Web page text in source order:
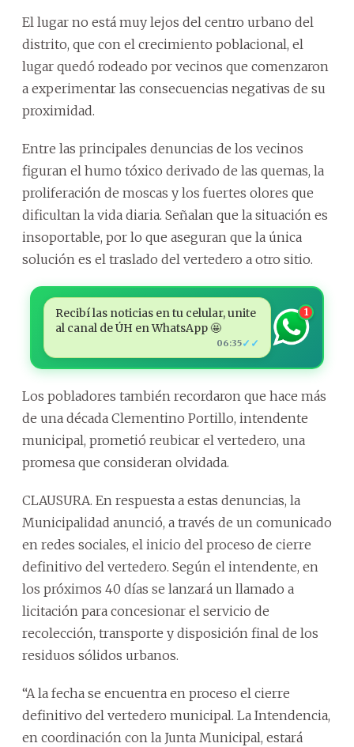
El lugar no está muy lejos del centro urbano del
distrito, que con el crecimiento poblacional, el
lugar quedó rodeado por vecinos que comenzaron
a experimentar las consecuencias negativas de su
proximidad.
Entre las principales denuncias de los vecinos
figuran el humo tóxico derivado de las quemas, la
proliferación de moscas y los fuertes olores que
dificultan la vida diaria. Señalan que la situación es
insoportable, por lo que aseguran que la única
solución es el traslado del vertedero a otro sitio.
Recibí las noticias en tu celular, unite
al canal de ÚH en WhatsApp 🤩
06:35✓✓
1
Los pobladores también recordaron que hace más
de una década Clementino Portillo, intendente
municipal, prometió reubicar el vertedero, una
promesa que consideran olvidada.
CLAUSURA. En respuesta a estas denuncias, la
Municipalidad anunció, a través de un comunicado
en redes sociales, el inicio del proceso de cierre
definitivo del vertedero. Según el intendente, en
los próximos 40 días se lanzará un llamado a
licitación para concesionar el servicio de
recolección, transporte y disposición final de los
residuos sólidos urbanos.
“A la fecha se encuentra en proceso el cierre
definitivo del vertedero municipal. La Intendencia,
en coordinación con la Junta Municipal, estará